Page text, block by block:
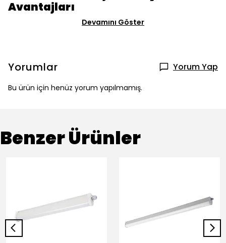
Avantajları
Devamını Göster
Yorumlar Yorum Yap
Bu ürün için henüz yorum yapılmamış.
Benzer Ürünler